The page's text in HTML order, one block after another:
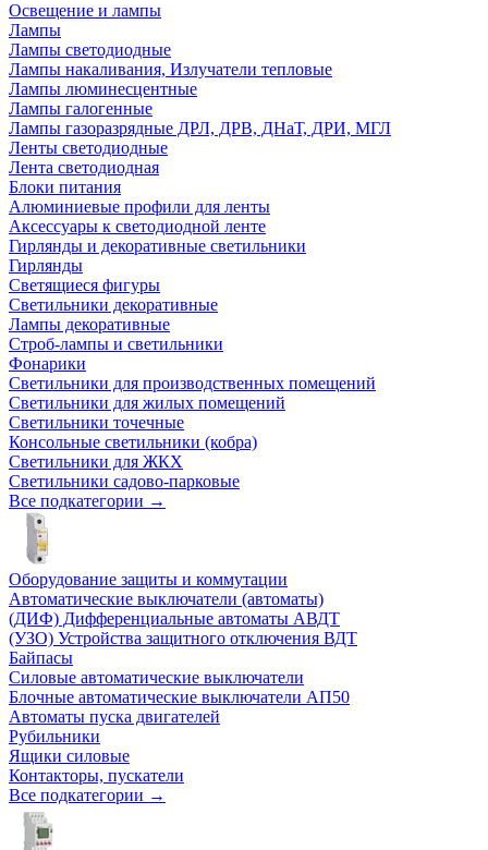
Освещение и лампы
Лампы
Лампы светодиодные
Лампы накаливания, Излучатели тепловые
Лампы люминесцентные
Лампы галогенные
Лампы газоразрядные ДРЛ, ДРВ, ДНаТ, ДРИ, МГЛ
Ленты светодиодные
Лента светодиодная
Блоки питания
Алюминиевые профили для ленты
Аксессуары к светодиодной ленте
Гирлянды и декоративные светильники
Гирлянды
Светящиеся фигуры
Светильники декоративные
Лампы декоративные
Строб-лампы и светильники
Фонарики
Светильники для производственных помещений
Светильники для жилых помещений
Светильники точечные
Консольные светильники (кобра)
Светильники для ЖКХ
Светильники садово-парковые
Все подкатегории →
Оборудование защиты и коммутации
Автоматические выключатели (автоматы)
(ДИФ) Дифференциальные автоматы АВДТ
(УЗО) Устройства защитного отключения ВДТ
Байпасы
Силовые автоматические выключатели
Блочные автоматические выключатели АП50
Автоматы пуска двигателей
Рубильники
Ящики силовые
Контакторы, пускатели
Все подкатегории →